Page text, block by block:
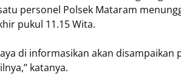
personel Polsek Mataram
pukul 11.15 Wita.
di informasikan akan
katanya.